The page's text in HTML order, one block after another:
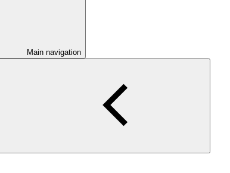
Main navigation